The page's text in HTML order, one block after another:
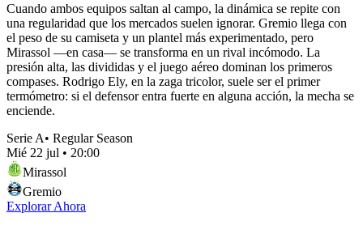
Cuando ambos equipos saltan al campo, la dinámica se repite con
una regularidad que los mercados suelen ignorar. Gremio llega con
el peso de su camiseta y un plantel más experimentado, pero
Mirassol —en casa— se transforma en un rival incómodo. La
presión alta, las divididas y el juego aéreo dominan los primeros
compases. Rodrigo Ely, en la zaga tricolor, suele ser el primer
termómetro: si el defensor entra fuerte en alguna acción, la mecha se
enciende.
Serie A• Regular Season
Mié 22 jul • 20:00
Mirassol
Gremio
Explorar Ahora